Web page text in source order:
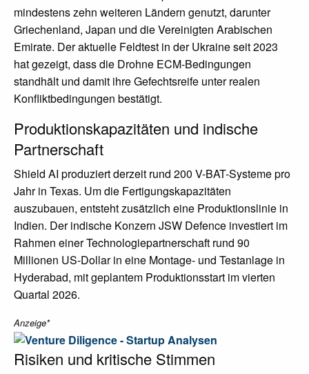
mindestens zehn weiteren Ländern genutzt, darunter
Griechenland, Japan und die Vereinigten Arabischen
Emirate. Der aktuelle Feldtest in der Ukraine seit 2023
hat gezeigt, dass die Drohne ECM-Bedingungen
standhält und damit ihre Gefechtsreife unter realen
Konfliktbedingungen bestätigt.
Produktionskapazitäten und indische
Partnerschaft
Shield AI produziert derzeit rund 200 V-BAT-Systeme pro
Jahr in Texas. Um die Fertigungskapazitäten
auszubauen, entsteht zusätzlich eine Produktionslinie in
Indien. Der indische Konzern JSW Defence investiert im
Rahmen einer Technologiepartnerschaft rund 90
Millionen US-Dollar in eine Montage- und Testanlage in
Hyderabad, mit geplantem Produktionsstart im vierten
Quartal 2026.
Anzeige*
Risiken und kritische Stimmen